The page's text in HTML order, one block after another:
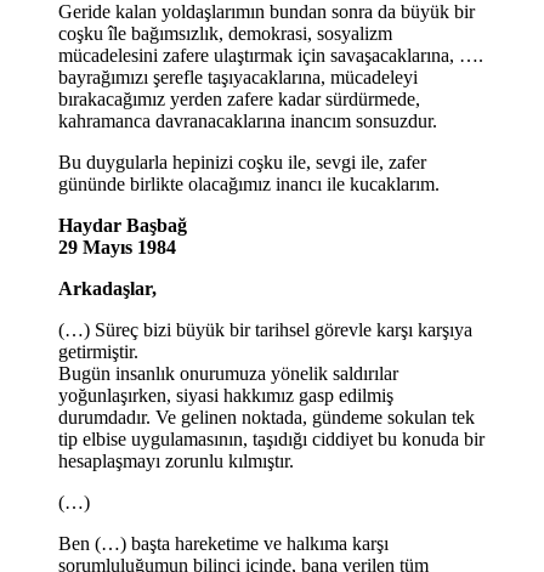
Geride kalan yoldaşlarımın bundan sonra da büyük bir
coşku île bağımsızlık, demokrasi, sosyalizm
mücadelesini zafere ulaştırmak için savaşacaklarına, ….
bayrağımızı şerefle taşıyacaklarına, mücadeleyi
bırakacağımız yerden zafere kadar sürdürmede,
kahramanca davranacaklarına inancım sonsuzdur.
Bu duygularla hepinizi coşku ile, sevgi ile, zafer
gününde birlikte olacağımız inancı ile kucaklarım.
Haydar Başbağ
29 Mayıs 1984
Arkadaşlar,
(…) Süreç bizi büyük bir tarihsel görevle karşı karşıya
getirmiştir.
Bugün insanlık onurumuza yönelik saldırılar
yoğunlaşırken, siyasi hakkımız gasp edilmiş
durumdadır. Ve gelinen noktada, gündeme sokulan tek
tip elbise uygulamasının, taşıdığı ciddiyet bu konuda bir
hesaplaşmayı zorunlu kılmıştır.
(…)
Ben (…) başta hareketime ve halkıma karşı
sorumluluğumun bilinci içinde, bana verilen tüm